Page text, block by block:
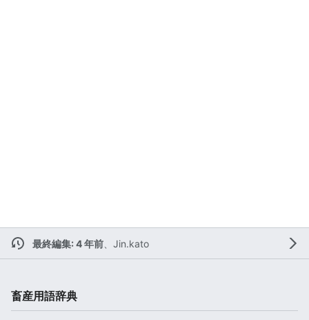
最終編集: 4 年前、 Jin.kato
畜産用語辞典